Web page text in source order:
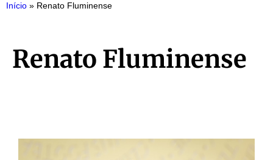
Início » Renato Fluminense
Renato Fluminense